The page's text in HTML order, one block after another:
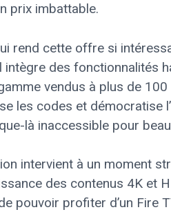
prix imbattable.
rend cette offre si
intègre des fonctionnalités
vendus à plus de
les codes et démocratise
là inaccessible pour
intervient à un moment
des contenus 4K et
pouvoir profiter d’un Fire